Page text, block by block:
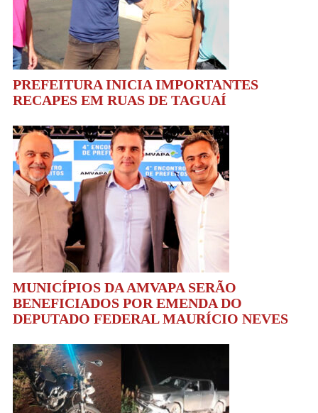
PREFEITURA INICIA IMPORTANTES
RECAPES EM RUAS DE TAGUAÍ
MUNICÍPIOS DA AMVAPA SERÃO
BENEFICIADOS POR EMENDA DO
DEPUTADO FEDERAL MAURÍCIO NEVES